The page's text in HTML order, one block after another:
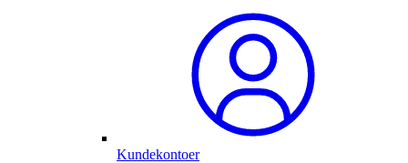
Kundekontoer